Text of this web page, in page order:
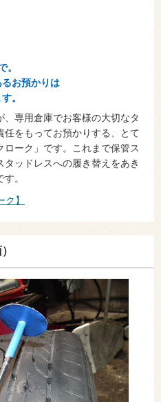
。
お預かりは
。
専用倉庫でお客様の大切なタ
をもってお預かりする、とて
ーク」です。これまで保管ス
ッドレスへの履き替えをあき
。
】